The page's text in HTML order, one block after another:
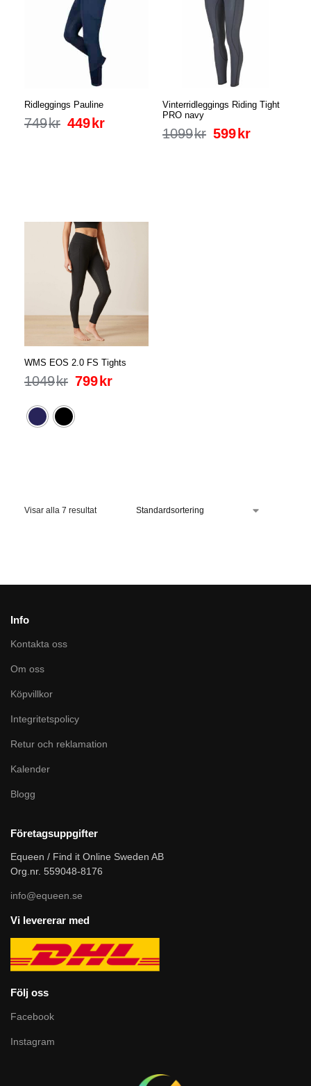
Ridleggings Pauline
749kr 449 kr
Vinterridleggings Riding Tight
PRO navy
1099kr 599 kr
WMS EOS 2.0 FS Tights
1049kr 799 kr
Visar alla 7 resultat
Info
Kontakta oss
Om oss
Köpvillkor
Integritetspolicy
Retur och reklamation
Kalender
Blogg
Företagsuppgifter
Equeen / Find it Online Sweden AB
Org.nr. 559048-8176
info@equeen.se
Vi levererar med
Följ oss
Facebook
Instagram